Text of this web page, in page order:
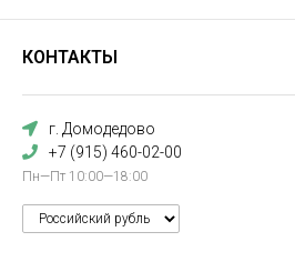
КОНТАКТЫ
г. Домодедово
+7 (915) 460-02-00
Пн—Пт 10:00—18:00